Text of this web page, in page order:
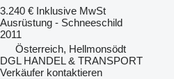
3.240 € Inklusive MwSt
Ausrüstung - Schneeschild
2011
Österreich, Hellmonsödt
DGL HANDEL & TRANSPORT
Verkäufer kontaktieren